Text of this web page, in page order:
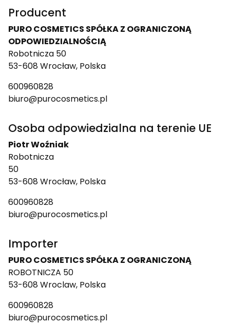
Producent
PURO COSMETICS SPÓŁKA Z OGRANICZONĄ
ODPOWIEDZIALNOŚCIĄ
Robotnicza 50
53-608 Wrocław, Polska
600960828
biuro@purocosmetics.pl
Osoba odpowiedzialna na terenie UE
Piotr Woźniak
Robotnicza
50
53-608 Wrocław, Polska
600960828
biuro@purocosmetics.pl
Importer
PURO COSMETICS SPÓŁKA Z OGRANICZONĄ
ROBOTNICZA 50
53-608 Wroclaw, Polska
600960828
biuro@purocosmetics.pl